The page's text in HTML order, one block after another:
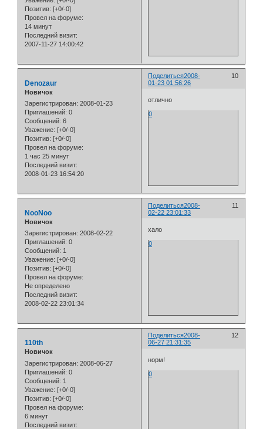
Позитив: [+0/-0]
Провел на форуме:
14 минут
Последний визит:
2007-11-27 14:00:42
Поделиться 10
2008-
01-23 01:56:26
Denozaur
Новичок
Зарегистрирован: 2008-01-23
Приглашений: 0
Сообщений: 6
Уважение: [+0/-0]
Позитив: [+0/-0]
Провел на форуме:
1 час 25 минут
Последний визит:
2008-01-23 16:54:20
отлично
0
Поделиться 11
2008-
02-22 23:01:33
NooNoo
Новичок
Зарегистрирован: 2008-02-22
Приглашений: 0
Сообщений: 1
Уважение: [+0/-0]
Позитив: [+0/-0]
Провел на форуме:
Не определено
Последний визит:
2008-02-22 23:01:34
хало
0
Поделиться 12
2008-
06-27 21:31:35
110th
Новичок
Зарегистрирован: 2008-06-27
Приглашений: 0
Сообщений: 1
Уважение: [+0/-0]
Позитив: [+0/-0]
Провел на форуме:
6 минут
Последний визит:
норм!
0